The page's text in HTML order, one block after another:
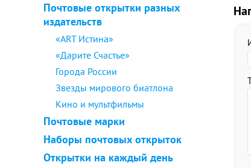
Почтовые открытки разных
издательств
«ART Истина»
«Дарите Счастье»
Города России
Звезды мирового биатлона
Кино и мультфильмы
Почтовые марки
Наборы почтовых открыток
Открытки на каждый день